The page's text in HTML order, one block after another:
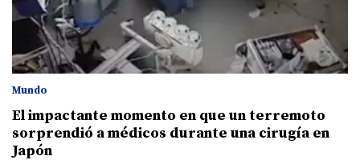
Mundo
El impactante momento en que un terremoto
sorprendió a médicos durante una cirugía en
Japón